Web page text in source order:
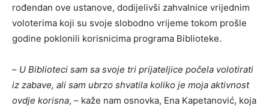
rođendan ove ustanove, dodijelivši zahvalnice vrijednim
voloterima koji su svoje slobodno vrijeme tokom prošle
godine poklonili korisnicima programa Biblioteke.
– U Biblioteci sam sa svoje tri prijateljice počela volotirati
iz zabave, ali sam ubrzo shvatila koliko je moja aktivnost
ovdje korisna, – kaže nam osnovka, Ena Kapetanović, koja